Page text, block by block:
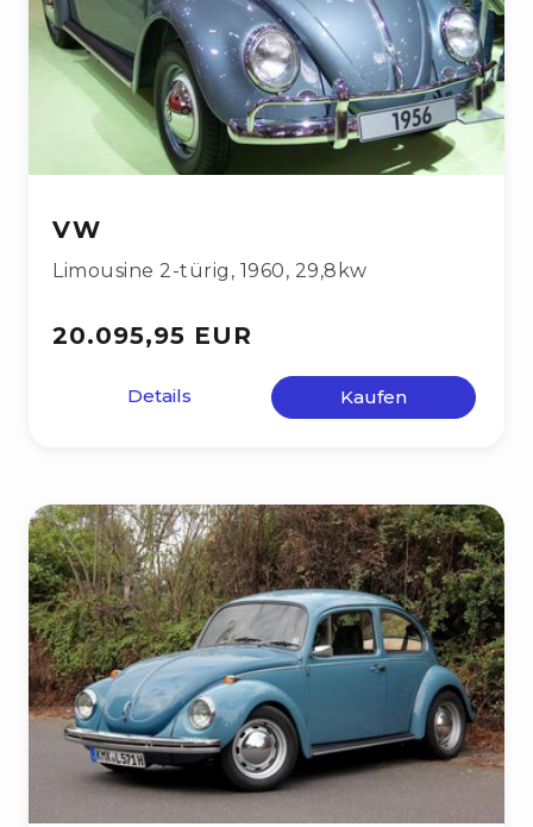
VW
Limousine 2-türig , 1960, 29,8kw
20.095,95 EUR
Details Kaufen